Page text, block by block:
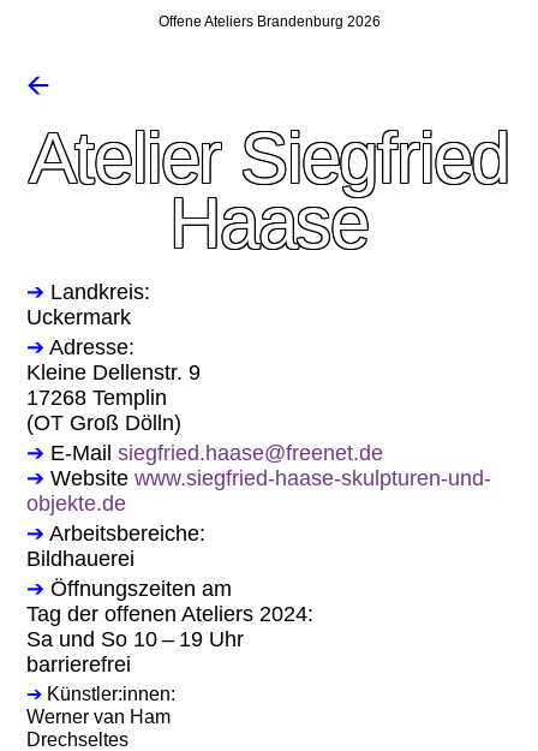
Offene Ateliers Brandenburg 2026
🡨
Atelier Siegfried
Haase
➔ Landkreis:
Uckermark
➔ Adresse:
Kleine Dellenstr. 9
17268 Templin
(OT Groß Dölln)
➔ E-Mailsiegfried.haase@freenet.de
➔ Websitewww.siegfried-haase-skulpturen-und-
objekte.de
➔ Arbeitsbereiche:
Bildhauerei
➔ Öffnungszeiten am
Tag der offenen Ateliers 2024:
Sa und So 10 – 19 Uhr
barrierefrei
➔ Künstler:innen:
Werner van Ham
Drechseltes